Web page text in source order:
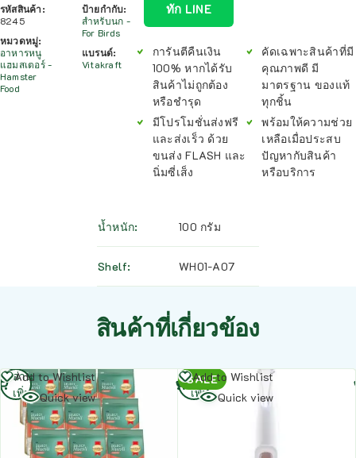
รหัสสินค้า:
8245
หมวดหมู่:
อาหารหนู
แฮมสเตอร์ -
Hamster
Food
ป้ายกำกับ:
สำหรับนก -
For Birds
แบรนด์:
Vitakraft
ทัก LINE
การันตีคืนเงิน
100% หากได้รับ
สินค้าไม่ถูกต้อง
หรือชำรุด
มีโปรโมชั่นส่งฟรี
และส่งเร็ว ด้วย
ขนส่ง FLASH และ
นิ่มซี่เส็ง
คัดเฉพาะสินค้าที่มี
คุณภาพดี มี
มาตรฐาน ของแท้
ทุกชิ้น
พร้อมให้ความช่วย
เหลือเมื่อประสบ
ปัญหากับสินค้า
หรือบริการ
น้ำหนัก 100 กรัม
Shelf WH01-A07
สินค้าที่เกี่ยวข้อง
Add to Wishlist
Quick view
อ่าน
เพิ่ม
SALE
Add to Wishlist
Quick view
อ่าน
เพิ่ม